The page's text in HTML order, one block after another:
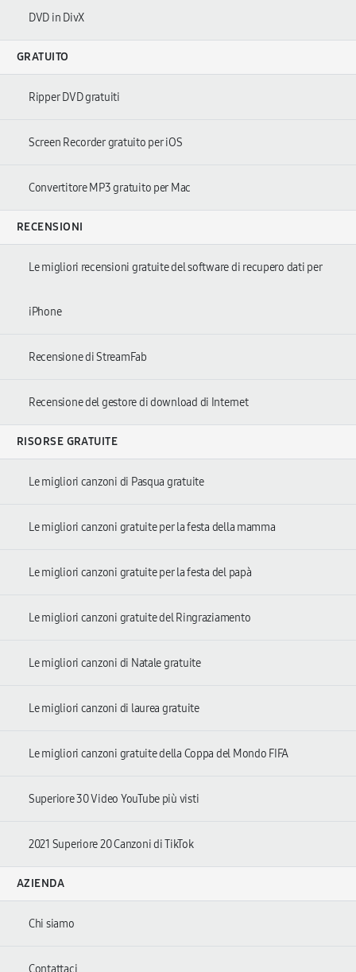
DVD in DivX
GRATUITO
Ripper DVD gratuiti
Screen Recorder gratuito per iOS
Convertitore MP3 gratuito per Mac
RECENSIONI
Le migliori recensioni gratuite del software di recupero dati per
iPhone
Recensione di StreamFab
Recensione del gestore di download di Internet
RISORSE GRATUITE
Le migliori canzoni di Pasqua gratuite
Le migliori canzoni gratuite per la festa della mamma
Le migliori canzoni gratuite per la festa del papà
Le migliori canzoni gratuite del Ringraziamento
Le migliori canzoni di Natale gratuite
Le migliori canzoni di laurea gratuite
Le migliori canzoni gratuite della Coppa del Mondo FIFA
Superiore 30 Video YouTube più visti
2021 Superiore 20 Canzoni di TikTok
AZIENDA
Chi siamo
Contattaci